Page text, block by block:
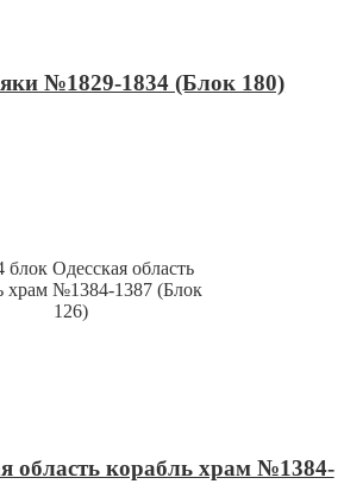
№1829-1834 (Блок 180)
область корабль храм №1384-